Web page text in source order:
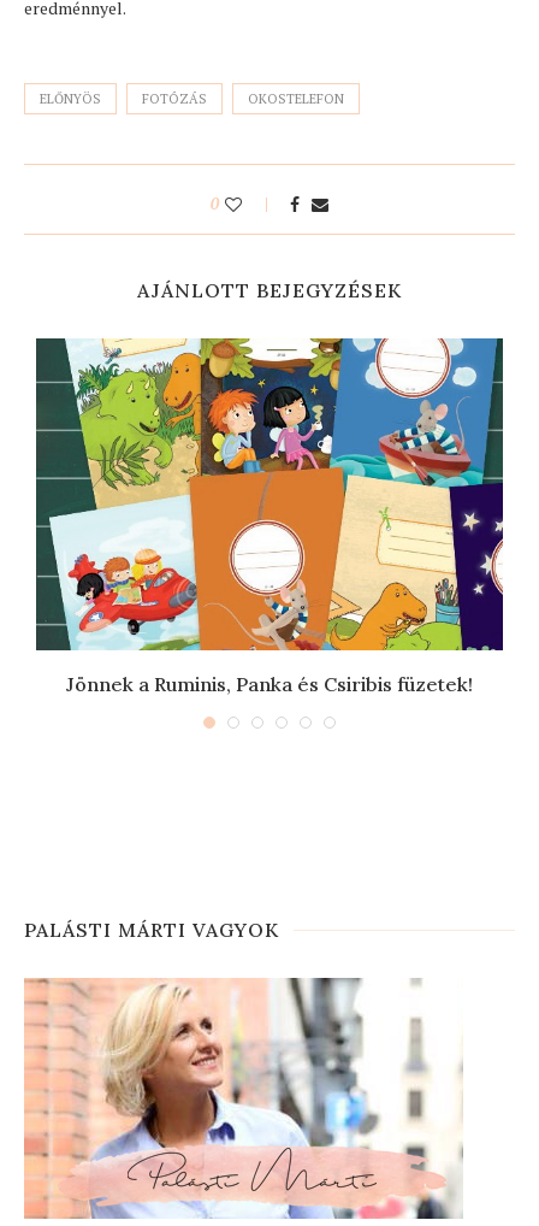
eredménnyel.
ELŐNYÖS FOTÓZÁS OKOSTELEFON
0
AJÁNLOTT BEJEGYZÉSEK
Jönnek a Ruminis, Panka és Csiribis füzetek!
PALÁSTI MÁRTI VAGYOK